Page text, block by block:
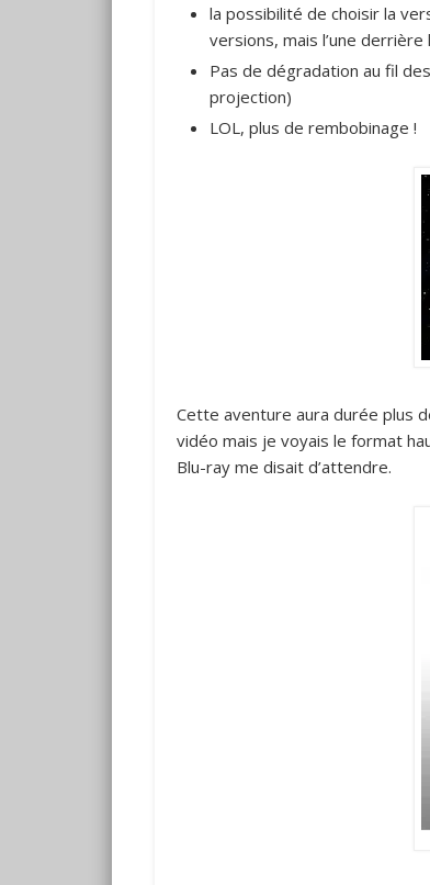
la possibilité de choisir la
versions, mais l’une derrière
Pas de dégradation au fil
projection)
LOL, plus de rembobinage !
Cette aventure aura durée plus
vidéo mais je voyais le format
Blu-ray me disait d’attendre.